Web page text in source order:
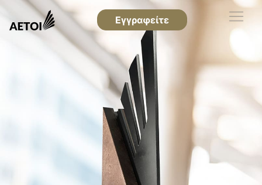
Εγγραφείτε